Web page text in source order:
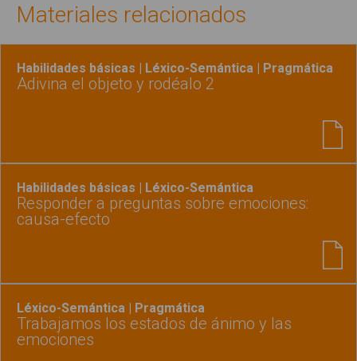
Materiales relacionados
Habilidades básicas | Léxico-Semántica | Pragmática
Adivina el objeto y rodéalo 2
Habilidades básicas | Léxico-Semántica
Responder a preguntas sobre emociones:
causa-efecto
Léxico-Semántica | Pragmática
Trabajamos los estados de ánimo y las
emociones